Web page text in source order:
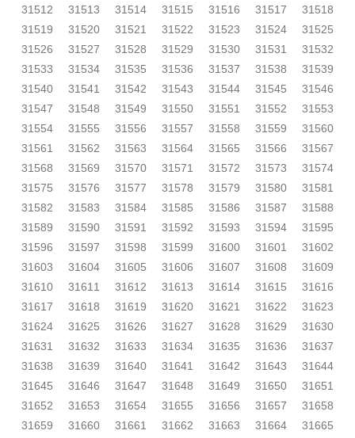
31512
31513 31514 31515 31516 31517
31518
31519
31520 31521 31522 31523 31524
31525
31526
31527 31528 31529 31530 31531
31532
31533
31534 31535 31536 31537 31538
31539
31540
31541 31542 31543 31544 31545
31546
31547
31548 31549 31550 31551 31552
31553
31554
31555 31556 31557 31558 31559
31560
31561
31562 31563 31564 31565 31566
31567
31568
31569 31570 31571 31572 31573
31574
31575
31576 31577 31578 31579 31580
31581
31582
31583 31584 31585 31586 31587
31588
31589
31590 31591 31592 31593 31594
31595
31596
31597 31598 31599 31600 31601
31602
31603
31604 31605 31606 31607 31608
31609
31610
31611 31612 31613 31614 31615
31616
31617
31618 31619 31620 31621 31622
31623
31624
31625 31626 31627 31628 31629
31630
31631
31632 31633 31634 31635 31636
31637
31638
31639 31640 31641 31642 31643
31644
31645
31646 31647 31648 31649 31650
31651
31652
31653 31654 31655 31656 31657
31658
31659
31660 31661 31662 31663 31664
31665